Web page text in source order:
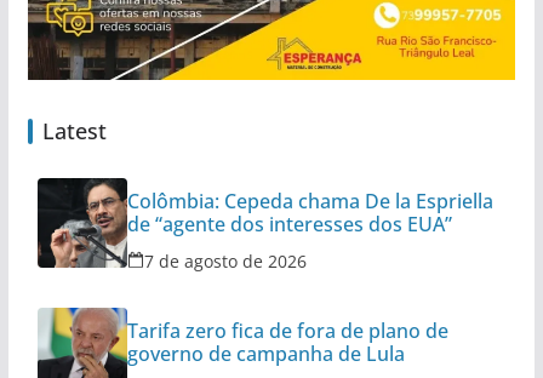
Latest
Colômbia: Cepeda chama De la Espriella
de “agente dos interesses dos EUA”
7 de agosto de 2026
Tarifa zero fica de fora de plano de
governo de campanha de Lula